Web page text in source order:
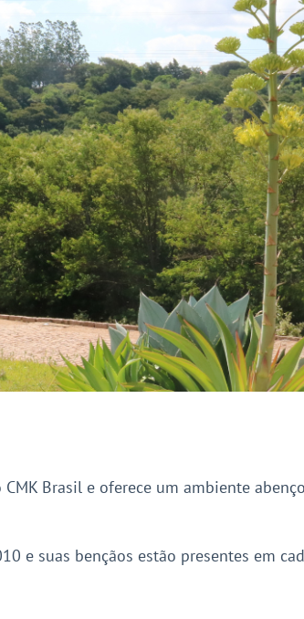
Brasil e oferece um ambiente
e suas bençãos estão presentes em